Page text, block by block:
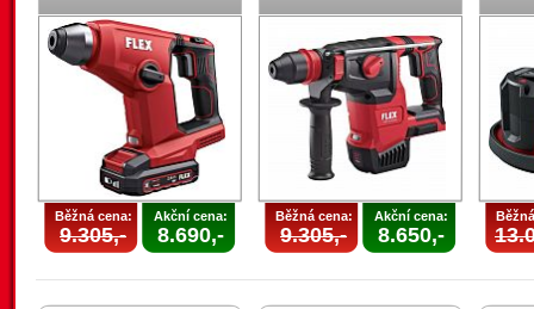
Běžná cena:
9.305,-
Akční cena:
8.690,-
Běžná cena:
9.305,-
Akční cena:
8.650,-